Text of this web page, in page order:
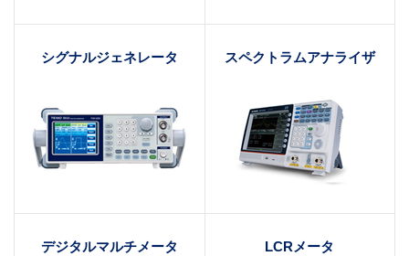
シグナルジェネレータ スペクトラムアナライザ
デジタルマルチメータ LCRメータ